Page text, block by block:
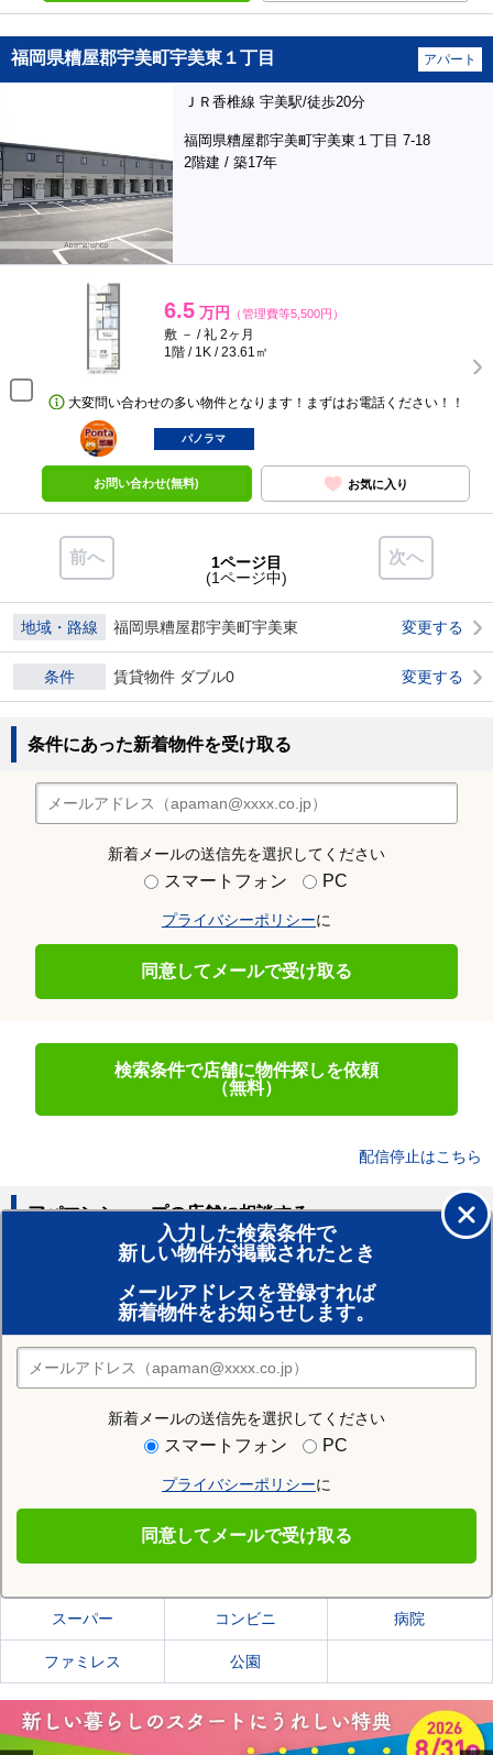
福岡県糟屋郡宇美町宇美東１丁目 アパート
ＪＲ香椎線 宇美駅/徒歩20分
福岡県糟屋郡宇美町宇美東１丁目 7-18
2階建 / 築17年
6.5 万円 （管理費等5,500円）
敷 － / 礼 2ヶ月
1階 / 1K / 23.61㎡
大変問い合わせの多い物件となります！まずはお電話ください！！
ポンタ
部屋
パノラマ
お問い合わせ(無料) お気に入り
前へ 次へ
1ページ目
(1ページ中)
地域・路線 福岡県糟屋郡宇美町宇美東 変更する
条件 賃貸物件 ダブル0 変更する
条件にあった新着物件を受け取る
新着メールの送信先を選択してください
スマートフォン PC
プライバシーポリシーに
同意してメールで受け取る
検索条件で店舗に物件探しを依頼
（無料）
配信停止はこちら
入力した検索条件で
新しい物件が掲載されたとき
メールアドレスを登録すれば
新着物件をお知らせします。
新着メールの送信先を選択してください
スマートフォン PC
プライバシーポリシーに
同意してメールで受け取る
アパマンショップの店舗に相談する
賃貸のプロがお部屋探し！
おまかせ物件リクエスト
住みたい街の店舗を探す
店舗検索
住む街研究所で糟屋郡宇美町の情報を見る
糟屋郡宇美町の施設一覧
スーパー コンビニ 病院
ファミレス 公園